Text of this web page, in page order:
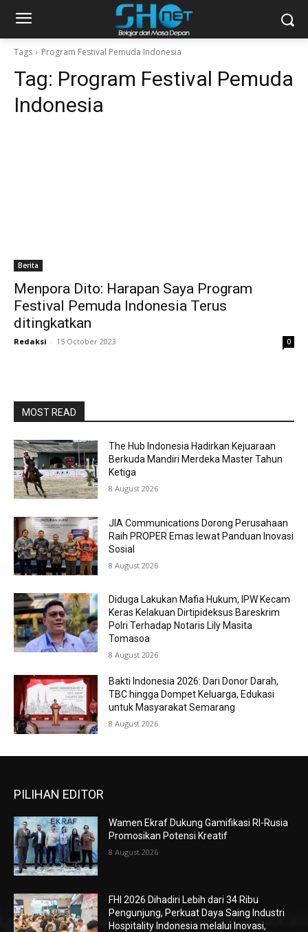
Tags Program Festival Pemuda Indonesia
Tag: Program Festival Pemuda
Indonesia
Berita
Menpora Dito: Harapan Saya Program
Festival Pemuda Indonesia Terus
ditingkatkan
Redaksi - 15 October 2023 0
MOST READ
The Hub Indonesia Hadirkan Kejuaraan
Berkuda Mandiri Merdeka Master Tahun
Ketiga
8 August 2026
JIA Communications Dorong Perusahaan
Raih PROPER Emas lewat Panduan Inovasi
Sosial
8 August 2026
Diduga Lakukan Mafia Hukum, IPW Kecam
Keras Kelakuan Dirtipideksus Bareskrim
Polri Terhadap Notaris Lily Masita
Tomasoa
8 August 2026
Bakti Indonesia 2026: Dari Donor Darah,
TBC hingga Dompet Keluarga, Edukasi
untuk Masyarakat Semarang
8 August 2026
PILIHAN EDITOR
Wamen Ekraf Dukung Gamifikasi RI-Rusia
Promosikan Potensi Kreatif
8 August 2026
FHI 2026 Dihadiri Lebih dari 34 Ribu
Pengunjung, Perkuat Daya Saing Industri
Hospitality Indonesia melalui Inovasi,